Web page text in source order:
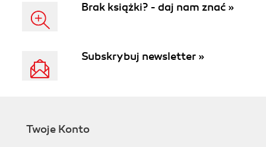
Brak książki? - daj nam znać »
Subskrybuj newsletter »
Twoje Konto